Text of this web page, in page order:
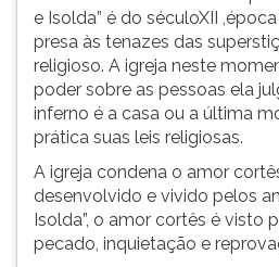
e Isolda” é do séculoXII
presa às tenazes das
religioso. A igreja neste
poder sobre as pessoas ela
inferno é a casa ou a última
prática suas leis religiosas.
A igreja condena o amor
desenvolvido e vivido pelos
Isolda”, o amor cortês é visto
pecado, inquietação e